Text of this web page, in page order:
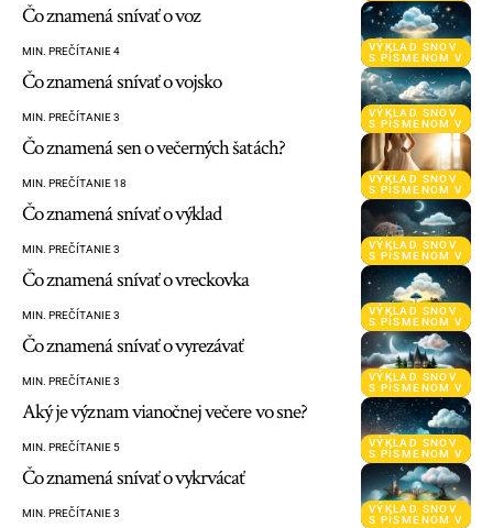
VÝKLAD SNOV
S PÍSMENOM V
Čo znamená snívať o voz
MIN. PREČÍTANIE 4
VÝKLAD SNOV
S PÍSMENOM V
Čo znamená snívať o vojsko
MIN. PREČÍTANIE 3
VÝKLAD SNOV
S PÍSMENOM V
Čo znamená sen o večerných šatách?
MIN. PREČÍTANIE 18
VÝKLAD SNOV
S PÍSMENOM V
Čo znamená snívať o výklad
MIN. PREČÍTANIE 3
VÝKLAD SNOV
S PÍSMENOM V
Čo znamená snívať o vreckovka
MIN. PREČÍTANIE 3
VÝKLAD SNOV
S PÍSMENOM V
Čo znamená snívať o vyrezávať
MIN. PREČÍTANIE 3
VÝKLAD SNOV
S PÍSMENOM V
Aký je význam vianočnej večere vo sne?
MIN. PREČÍTANIE 5
VÝKLAD SNOV
S PÍSMENOM V
Čo znamená snívať o vykrvácať
MIN. PREČÍTANIE 3